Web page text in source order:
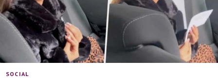
SOCIAL